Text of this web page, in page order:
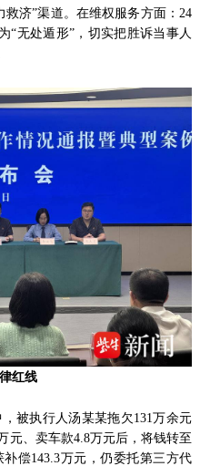
济”渠道。在维权服务方面：24
“无处遁形”，切实把胜诉当事人
红线
被执行人汤某某拖欠131万余元
元、卖车款4.8万元后，将钱转至
偿143.3万元，仍委托第三方代